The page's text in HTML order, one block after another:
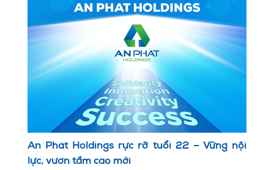
An Phát Holdings rực rỡ tuổi 22 – Vững nội
lực, vươn tầm cao mới